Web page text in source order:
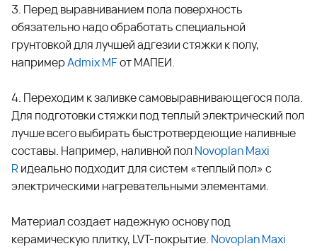
3. Перед выравниванием пола поверхность
обязательно надо обработать специальной
грунтовкой для лучшей адгезии стяжки к полу,
напримерAdmix MFот МАПЕИ.
4. Переходим к заливке самовыравнивающегося пола.
Для подготовки стяжки под теплый электрический пол
лучше всего выбирать быстротвердеющие наливные
составы. Например, наливной пол Novoplan Maxi
Rидеально подходит для систем «теплый пол» с
электрическими нагревательными элементами.
Материал создает надежную основу под
керамическую плитку, LVT-покрытие. Novoplan Maxi